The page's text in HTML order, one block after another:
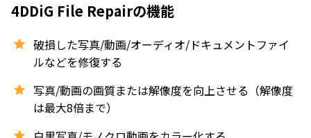
4DDiG File Repairの機能
破損した写真/動画/オーディオ/ドキュメントファイ
ルなどを修復する
写真/動画の画質または解像度を向上させる（解像度
は最大8倍まで）